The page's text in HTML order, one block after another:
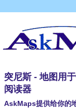
突尼斯 - 地图用
阅读器
AskMaps提供给你的